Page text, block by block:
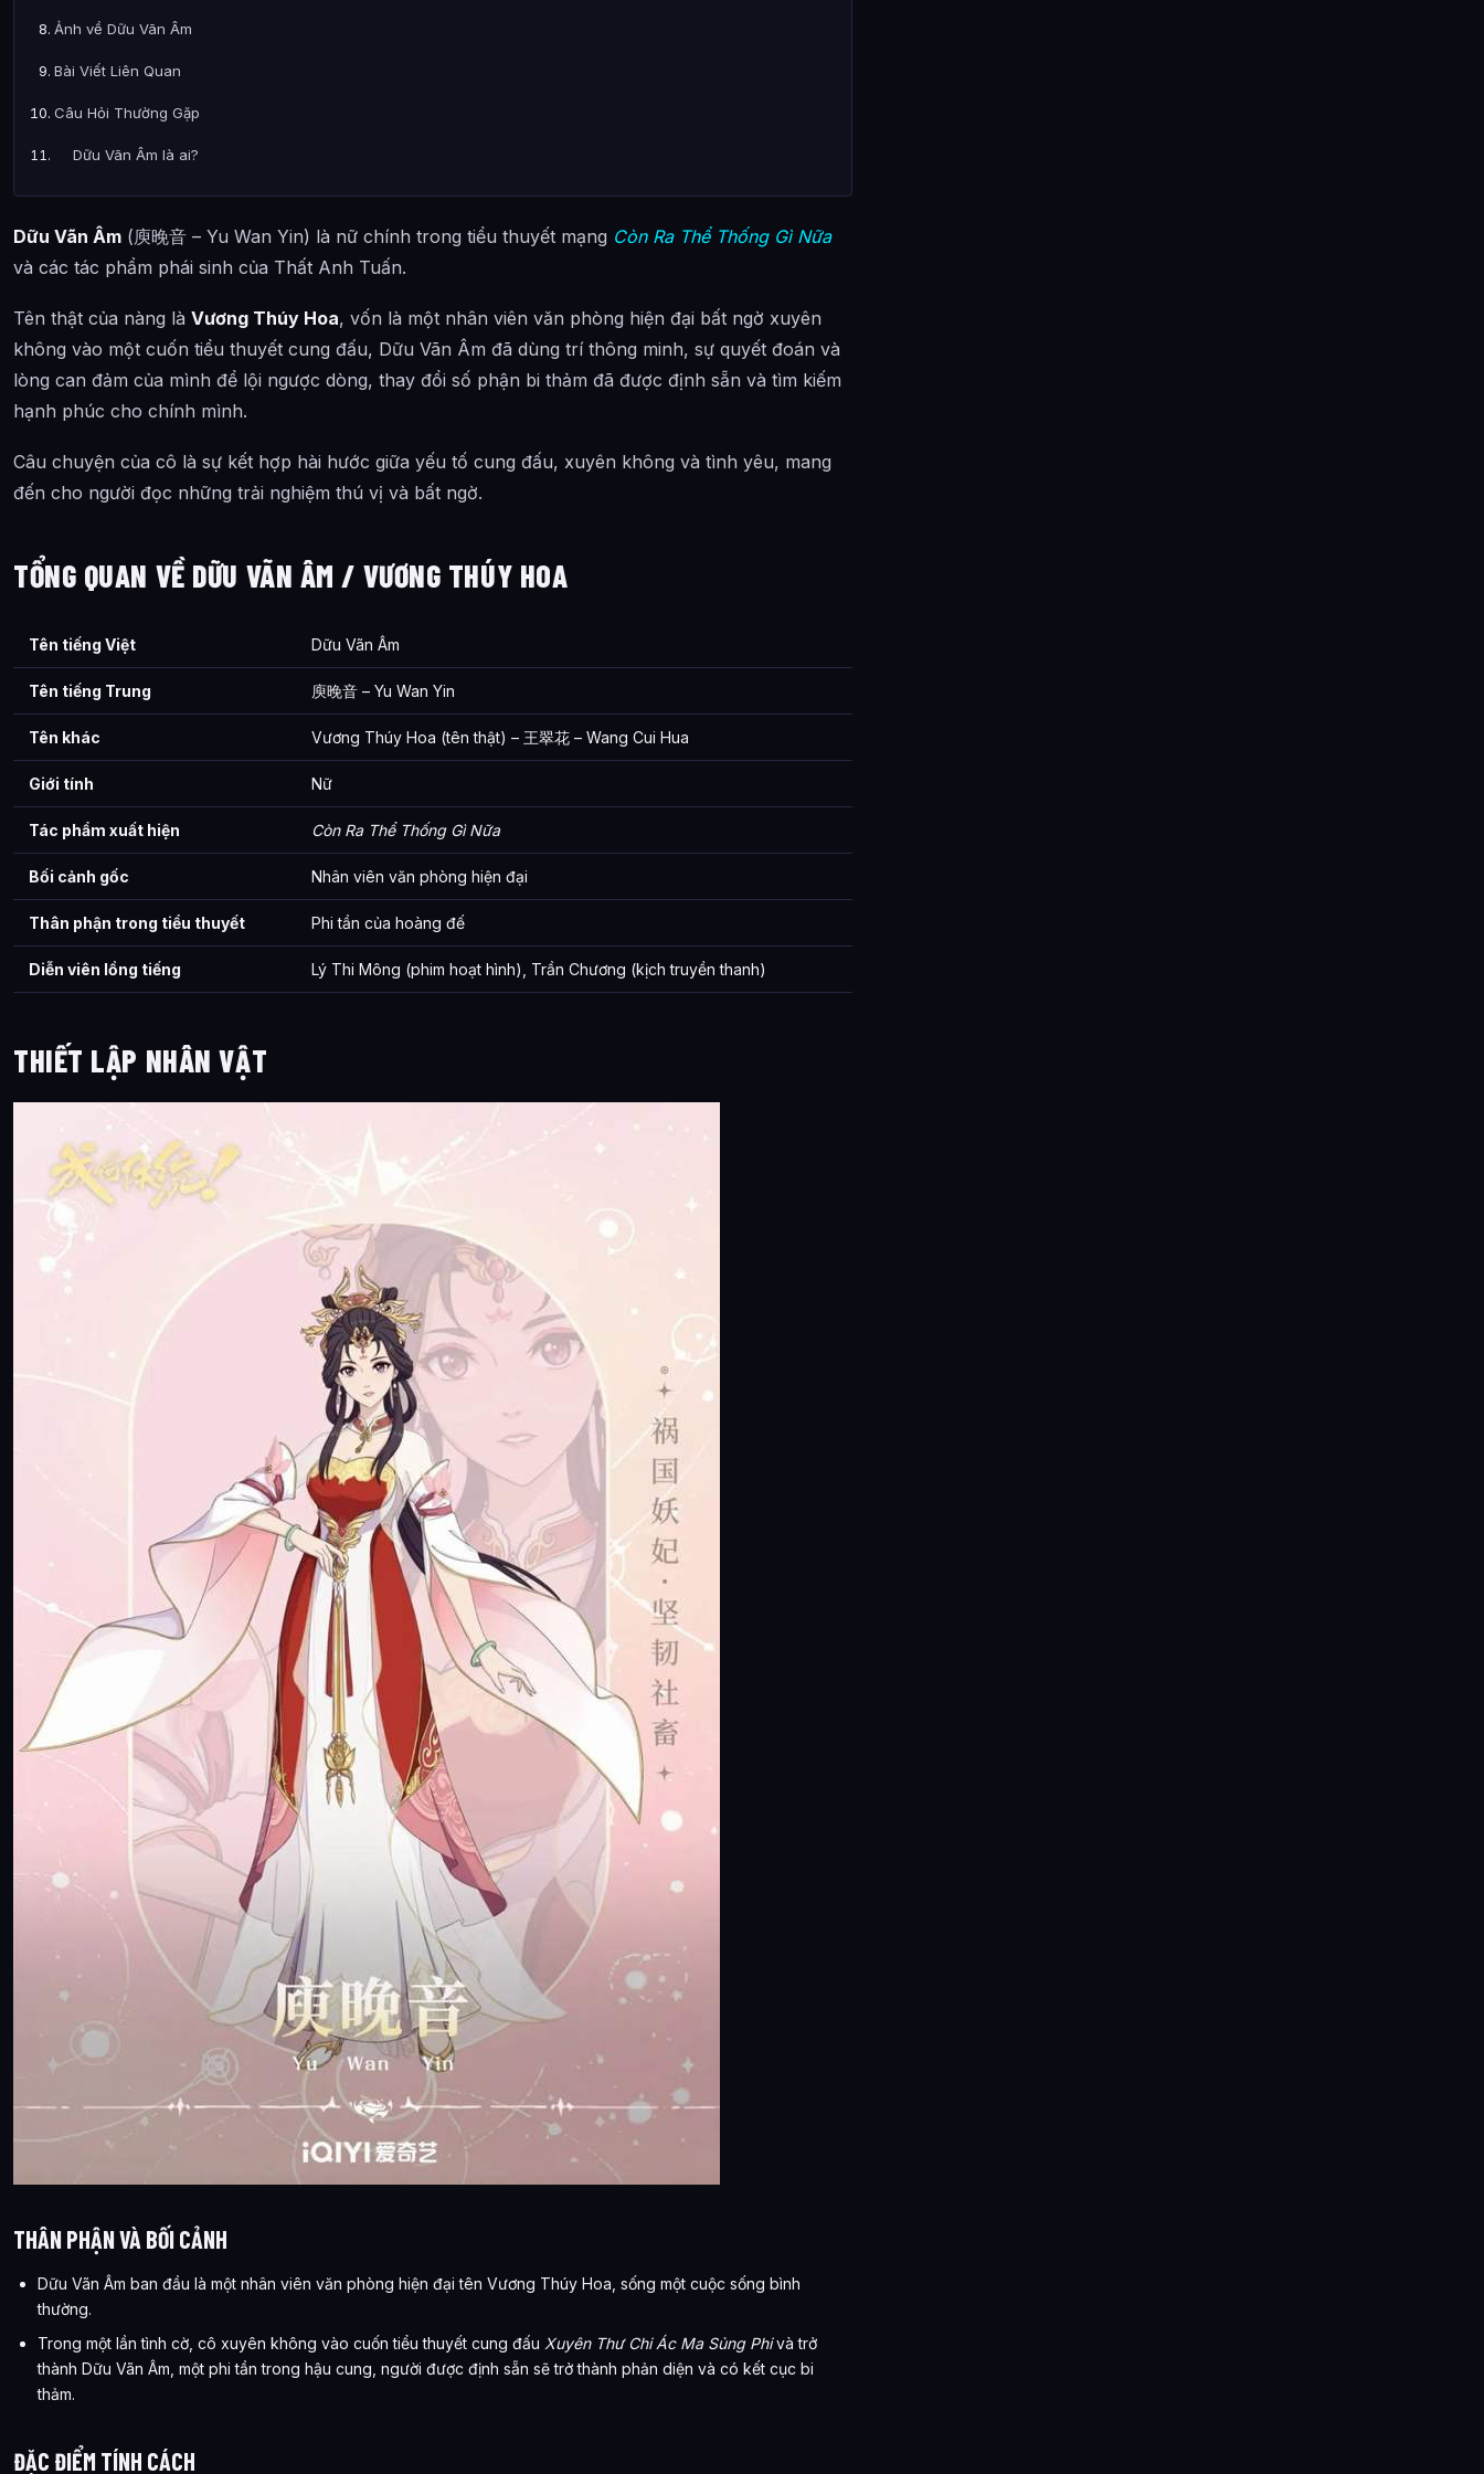
Ảnh về Dữu Vãn Âm
Bài Viết Liên Quan
Câu Hỏi Thường Gặp
Dữu Vãn Âm là ai?
Tính cách của Dữu Vãn Âm như thế nào?
Sức mạnh và khả năng của Dữu Vãn Âm ra sao?
Thông tin về Dữu Vãn Âm được tổng hợp từ đâu?
Dữu Vãn Âm (庾晚音 – Yu Wan Yin) là nữ chính trong tiểu thuyết mạng Còn Ra Thể Thống Gì Nữa
và các tác phẩm phái sinh của Thất Anh Tuấn.
Tên thật của nàng là Vương Thúy Hoa, vốn là một nhân viên văn phòng hiện đại bất ngờ xuyên
không vào một cuốn tiểu thuyết cung đấu, Dữu Vãn Âm đã dùng trí thông minh, sự quyết đoán và
lòng can đảm của mình để lội ngược dòng, thay đổi số phận bi thảm đã được định sẵn và tìm kiếm
hạnh phúc cho chính mình.
Câu chuyện của cô là sự kết hợp hài hước giữa yếu tố cung đấu, xuyên không và tình yêu, mang
đến cho người đọc những trải nghiệm thú vị và bất ngờ.
TỔNG QUAN VỀ DỮU VÃN ÂM / VƯƠNG THÚY HOA
Tên tiếng Việt Dữu Vãn Âm
Tên tiếng Trung 庾晚音 – Yu Wan Yin
Tên khác Vương Thúy Hoa (tên thật) – 王翠花 – Wang Cui Hua
Giới tính Nữ
Tác phẩm xuất hiện Còn Ra Thể Thống Gì Nữa
Bối cảnh gốc Nhân viên văn phòng hiện đại
Thân phận trong tiểu thuyết Phi tần của hoàng đế
Diễn viên lồng tiếng Lý Thi Mông (phim hoạt hình), Trần Chương (kịch truyền thanh)
THIẾT LẬP NHÂN VẬT
THÂN PHẬN VÀ BỐI CẢNH
Dữu Vãn Âm ban đầu là một nhân viên văn phòng hiện đại tên Vương Thúy Hoa, sống một cuộc sống bình
thường.
Trong một lần tình cờ, cô xuyên không vào cuốn tiểu thuyết cung đấu Xuyên Thư Chi Ác Ma Sủng Phivà trở
thành Dữu Vãn Âm, một phi tần trong hậu cung, người được định sẵn sẽ trở thành phản diện và có kết cục bi
thảm.
ĐẶC ĐIỂM TÍNH CÁCH